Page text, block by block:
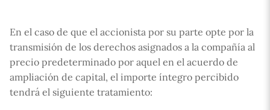
En el caso de que el accionista por su parte opte por la
transmisión de los derechos asignados a la compañía al
precio predeterminado por aquel en el acuerdo de
ampliación de capital, el importe íntegro percibido
tendrá el siguiente tratamiento: